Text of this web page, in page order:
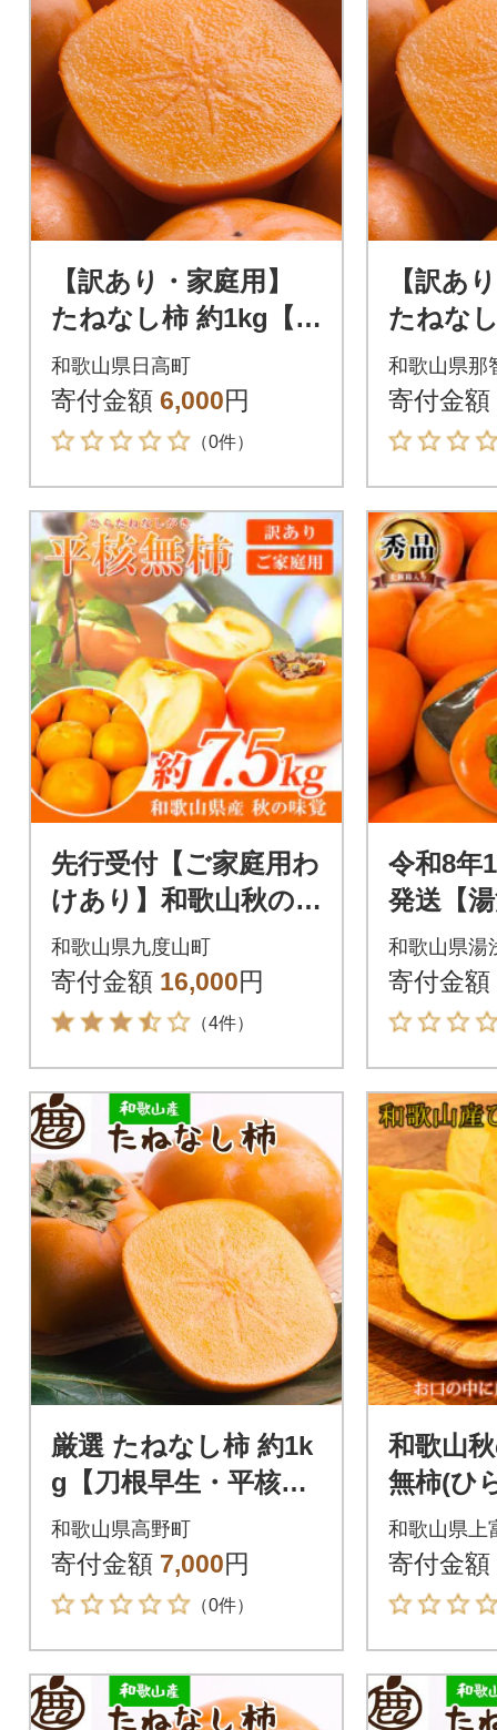
【訳あり・家庭用】
たねなし柿 約1kg【刀
根早生・平核無柿(ひ
らたねなしかき)】
和歌山県日高町
寄付金額 6,000円
（0件）
【訳あ
たねな
根早生
らたね
和歌山県那
寄付金額
先行受付【ご家庭用わ
けあり】和歌山秋の味
覚 平核無柿(ひらた
ねなしがき) 約7.5kg
【九度山町】
和歌山県九度山町
寄付金額 16,000円
（4件）
令和8年
発送【
秋の味
(ひら
約2kg
和歌山県湯
寄付金額
厳選 たねなし柿 約1k
g【刀根早生・平核無
柿(ひらたねなしか
き)】
和歌山県高野町
寄付金額 7,000円
（0件）
和歌山
無柿(ひ
き) 約
和歌山県上
寄付金額